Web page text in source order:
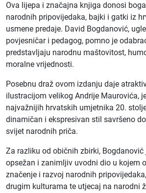
Ova lijepa i značajna knjiga donosi
narodnih pripovijedaka, bajki i gatki iz
usmene predaje. David Bogdanović,
povjesničar i pedagog, pomno je
predstavljaju narodnu maštovitost,
moralne vrijednosti.
Posebnu draž ovom izdanju daje
ilustracijom velikog Andrije Maurovića,
najvažnijih hrvatskih umjetnika 20.
dinamičan i ekspresivan stil savršeno
svijet narodnih priča.
Za razliku od običnih zbirki,
opsežan i zanimljiv uvodni dio u kojem
značenje i razvoj narodnih
drugim kulturama te utjecaj na narodni